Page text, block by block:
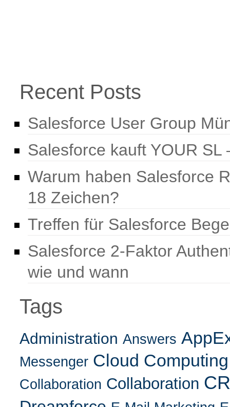
Recent Posts
Salesforce User Group
Salesforce kauft YOUR
Warum haben Salesforce
18 Zeichen?
Treffen für Salesforce
Salesforce 2-Faktor
wie und wann
Tags
Administration Answers
Messenger Cloud Computing
Collaboration Collaboration